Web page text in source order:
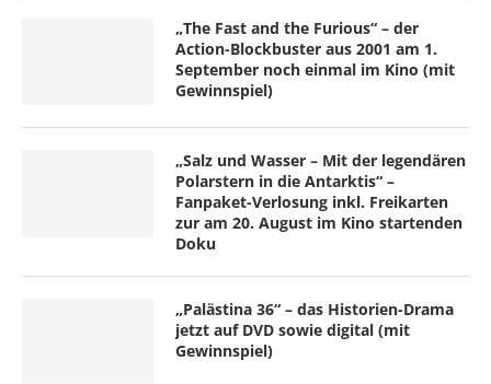
„The Fast and the Furious“ – der
Action-Blockbuster aus 2001 am 1.
September noch einmal im Kino (mit
Gewinnspiel)
„Salz und Wasser – Mit der legendären
Polarstern in die Antarktis“ –
Fanpaket-Verlosung inkl. Freikarten
zur am 20. August im Kino startenden
Doku
„Palästina 36“ – das Historien-Drama
jetzt auf DVD sowie digital (mit
Gewinnspiel)